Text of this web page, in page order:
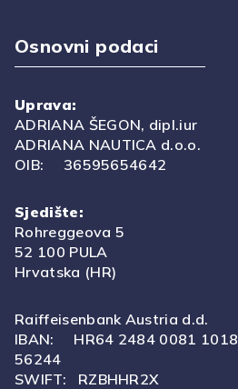
Osnovni podaci
Uprava:
ADRIANA ŠEGON, dipl.iur
ADRIANA NAUTICA d.o.o.
OIB: 36595654642
Sjedište:
Rohreggeova 5
52 100 PULA
Hrvatska (HR)
Raiffeisenbank Austria d.d.
IBAN: HR64 2484 0081 1018
56244
SWIFT: RZBHHR2X